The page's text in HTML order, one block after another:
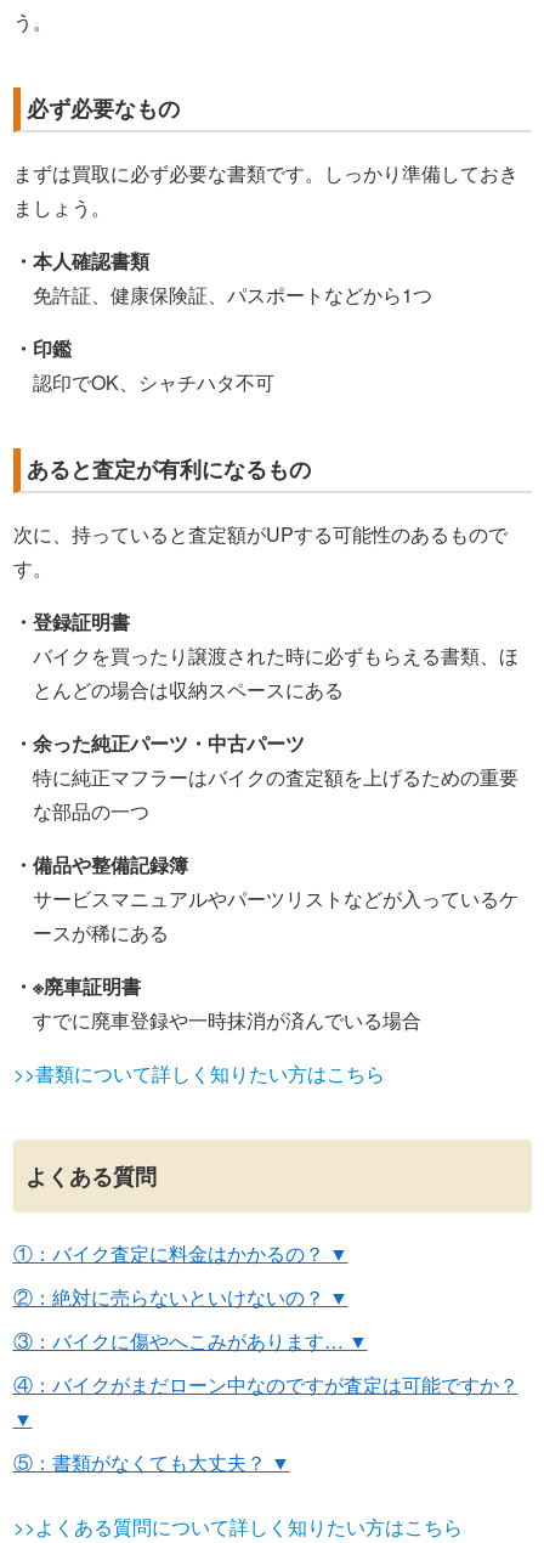
う。
必ず必要なもの
まずは買取に必ず必要な書類です。しっかり準備しておき
ましょう。
・本人確認書類
免許証、健康保険証、パスポートなどから1つ
・印鑑
認印でOK、シャチハタ不可
あると査定が有利になるもの
次に、持っていると査定額がUPする可能性のあるもので
す。
・登録証明書
バイクを買ったり譲渡された時に必ずもらえる書類、ほ
とんどの場合は収納スペースにある
・余った純正パーツ・中古パーツ
特に純正マフラーはバイクの査定額を上げるための重要
な部品の一つ
・備品や整備記録簿
サービスマニュアルやパーツリストなどが入っているケ
ースが稀にある
・※廃車証明書
すでに廃車登録や一時抹消が済んでいる場合
>>書類について詳しく知りたい方はこちら
よくある質問
①：バイク査定に料金はかかるの？ ▼
②：絶対に売らないといけないの？ ▼
③：バイクに傷やへこみがあります… ▼
④：バイクがまだローン中なのですが査定は可能ですか？
▼
⑤：書類がなくても大丈夫？ ▼
>>よくある質問について詳しく知りたい方はこちら